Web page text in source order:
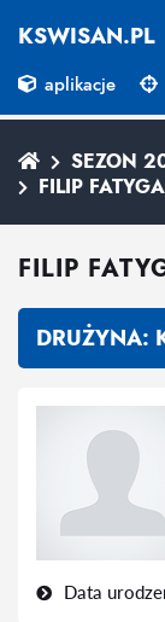
KSWISAN.PL
aplikacje
SEZON
FILIP FATYGA
FILIP
DRUŻYNA:
Data